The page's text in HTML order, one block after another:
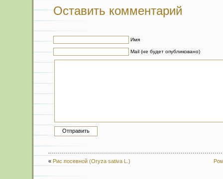
Оставить комментарий
Имя
Mail (не будет опубликовано)
« Рис посевной (Oryza sativa L.)